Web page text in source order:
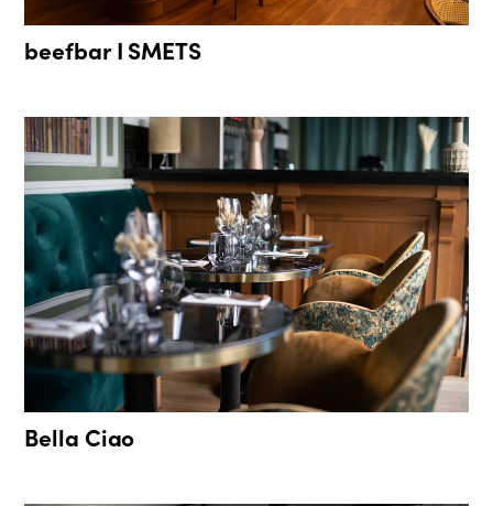
beefbar I SMETS
Bella Ciao